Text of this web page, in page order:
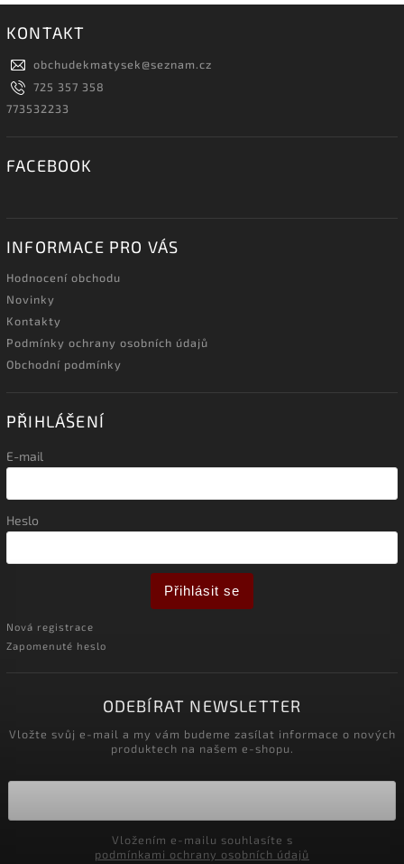
KONTAKT
obchudekmatysek@seznam.cz
725 357 358
773532233
FACEBOOK
INFORMACE PRO VÁS
Hodnocení obchodu
Novinky
Kontakty
Podmínky ochrany osobních údajů
Obchodní podmínky
PŘIHLÁŠENÍ
E-mail
Heslo
Přihlásit se
Nová registrace
Zapomenuté heslo
ODEBÍRAT NEWSLETTER
Vložte svůj e-mail a my vám budeme zasílat informace o nových
produktech na našem e-shopu.
podmínkami ochrany osobních údajů